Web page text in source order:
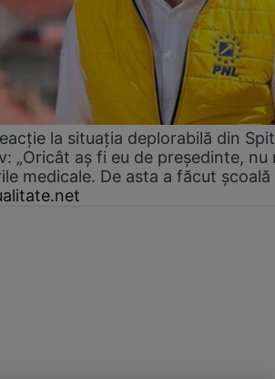
la situația deplorabilă din
„Oricât aș fi eu de președinte, nu
medicale. De asta a făcut școală